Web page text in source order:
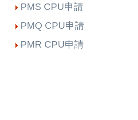
PMS CPU申請
PMQ CPU申請
PMR CPU申請